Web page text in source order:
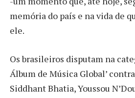
memória do país e na vida de
ele.
Os brasileiros disputam na
Álbum de Música Global’
Siddhant Bhatia, Youssou